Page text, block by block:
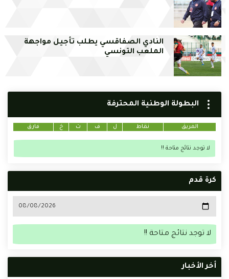
النادي الصفاقسي يطلب تأجيل مواجهة
الملعب التونسي
البطولة الوطنية المحترفة
الفريق نقاط ل ف ت خ فارق
لا توجد نتائج متاحة !!
كرة قدم
لا توجد نتائج متاحة !!
أخر الأخبار